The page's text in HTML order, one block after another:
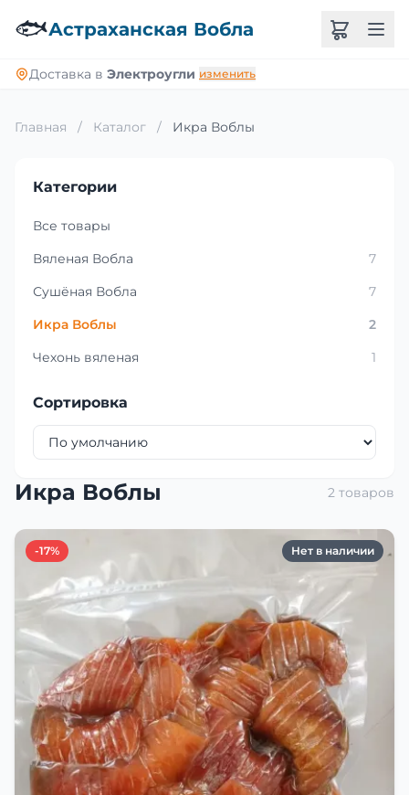
🐟Астраханская Вобла
Доставка в Электроугли изменить
Главная / Каталог / Икра Воблы
Категории
Все товары
Вяленая Вобла
7
Сушёная Вобла
7
Икра Воблы
2
Чехонь вяленая
1
Сортировка
Икра Воблы 2 товаров
-17% Нет в наличии